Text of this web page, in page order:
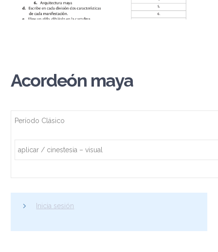
Acordeón maya
Período Clásico
aplicar / cinestesia – visual
Inicia sesión